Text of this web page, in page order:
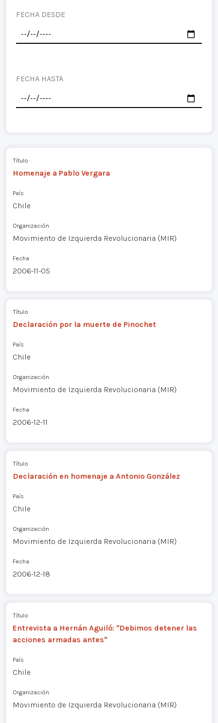
FECHA DESDE
FECHA HASTA
Título
Homenaje a Pablo Vergara
País
Chile
Organización
Movimiento de Izquierda Revolucionaria (MIR)
Fecha
2006-11-05
Título
Declaración por la muerte de Pinochet
País
Chile
Organización
Movimiento de Izquierda Revolucionaria (MIR)
Fecha
2006-12-11
Título
Declaración en homenaje a Antonio González
País
Chile
Organización
Movimiento de Izquierda Revolucionaria (MIR)
Fecha
2006-12-18
Título
Entrevista a Hernán Aguiló: "Debimos detener las
acciones armadas antes"
País
Chile
Organización
Movimiento de Izquierda Revolucionaria (MIR)